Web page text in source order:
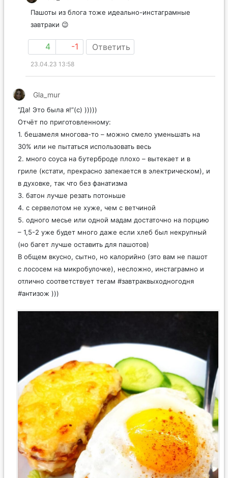
Пашоты из блога тоже идеально-инстаграмные
завтраки 😉
4 -1 Ответить
23.04.23 13:58
Gla_mur
“Да! Это была я!”(с) )))))
Отчёт по приготовленному:
1. бешамеля многова-то – можно смело уменьшать на
30% или не пытаться использовать весь
2. много соуса на бутерброде плохо – вытекает и в
гриле (кстати, прекрасно запекается в электрическом), и
в духовке, так что без фанатизма
3. батон лучше резать потоньше
4. с сервелотом не хуже, чем с ветчиной
5. одного месье или одной мадам достаточно на порцию
– 1,5-2 уже будет много даже если хлеб был некрупный
(но багет лучше оставить для пашотов)
В общем вкусно, сытно, но калорийно (это вам не пашот
с лососем на микробулочке), несложно, инстаграмно и
отлично соответствует тегам #завтраквыходногодня
#антизож )))